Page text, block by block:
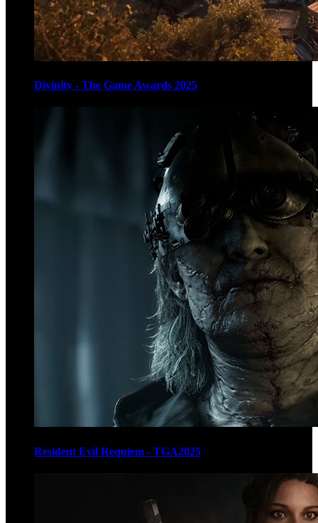
Divinity - The Game Awards 2025
Resident Evil Requiem - TGA2025